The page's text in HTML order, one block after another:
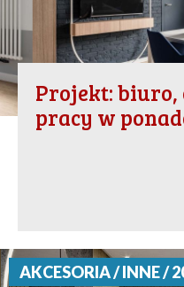
Projekt: biuro,
pracy w
AKCESORIA / INNE /